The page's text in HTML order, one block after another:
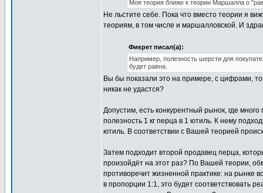
Моя теория ближе к теории Маршалла о
Не льстите себе. Пока что вместо теории я
теориям, в том числе и маршалловской. И
Фикрет писал(а):
Например, полезность шерсти для
будет равна.
Вы бы показали это на примере, с цифрами,
никак не удастся?
Допустим, есть конкурентный рынок, где
полезность 1 кг перца в 1 ютиль. К нему
ютиль. В соответствии с Вашей теорией
Затем подходит второй продавец перца,
произойдёт на этот раз? По Вашей теории,
противоречит жизненной практике: на рынке
в пропорции 1:1, это будет соответствовать